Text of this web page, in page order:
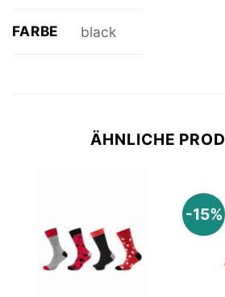
FARBE black
ÄHNLICHE
-15%